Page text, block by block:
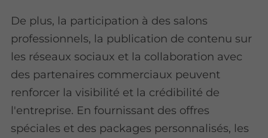
De plus, la participation à des salons
professionnels, la publication de contenu sur
les réseaux sociaux et la collaboration avec
des partenaires commerciaux peuvent
renforcer la visibilité et la crédibilité de
l'entreprise. En fournissant des offres
spéciales et des packages personnalisés, les